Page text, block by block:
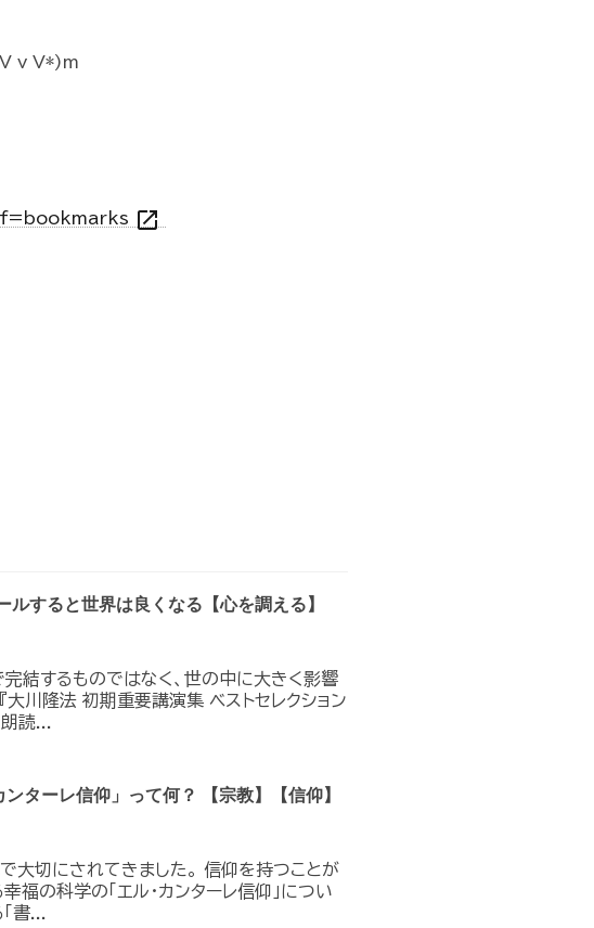
v V*)m
open_in_new
ルすると世界は良くなる【心を調える】
完結するものではなく、世の中に大きく影響
大川隆法 初期重要講演集 ベストセレクション
朗読...
ターレ信仰」って何？ 【宗教】【信仰】
大切にされてきました。 信仰を持つことが
の科学の「エル・カンターレ信仰」につい
書...